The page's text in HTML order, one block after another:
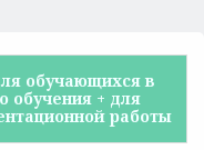
обучающихся в
обучения + для
работы